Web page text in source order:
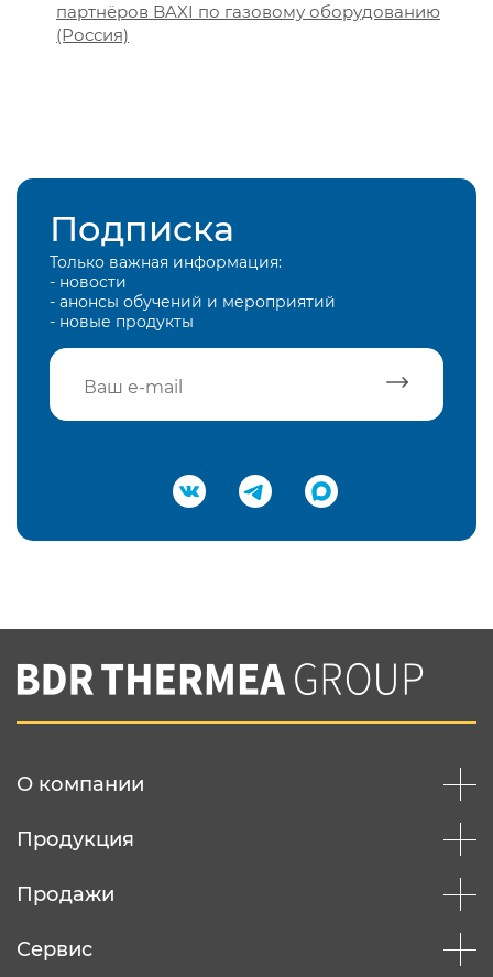
партнёров BAXI по газовому оборудованию
(Россия)
Подписка
Только важная информация:
- новости
- анонсы обучений и мероприятий
- новые продукты
Подтвердить e-mail
Вы соглашаетесь с нашей политикой
конфеденциальности
О компании
Продукция
Продажи
Сервис